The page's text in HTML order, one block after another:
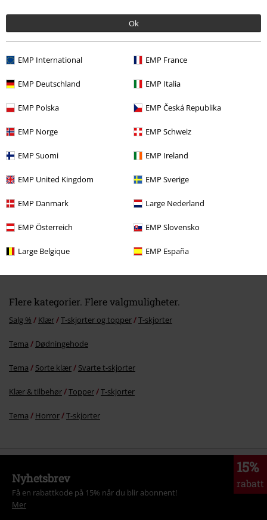
Ok
EMP International EMP France
EMP Deutschland EMP Italia
EMP Polska EMP Česká Republika
EMP Norge EMP Schweiz
EMP Suomi EMP Ireland
EMP United Kingdom EMP Sverige
EMP Danmark Large Nederland
EMP Österreich EMP Slovensko
Large Belgique EMP España
kr 369,00
Flere kategorier. Flere valgmuligheter.
Salg % Klær T-skjorter og topper T-skjorter
Tema Dødningehode
Tema Sorte klær Svarte t-skjorter
Klær & tilbehør Topper T-skjorter
Tema Horror T-skjorter
15%
rabatt
Nyhetsbrev
Få en rabattkode på 15% når du blir abonnent!
Mer